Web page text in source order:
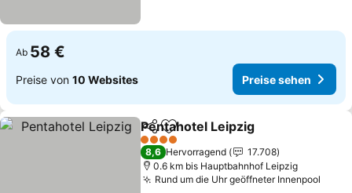
Ab 58 €
Preise von 10 Websites Preise sehen
TeilenZu Favoriten hinzufügen
Pentahotel Leipzig
4 Sterne
8,6 Hervorragend
17.708
0.6 km bis Hauptbahnhof Leipzig
Rund um die Uhr geöffneter Innenpool